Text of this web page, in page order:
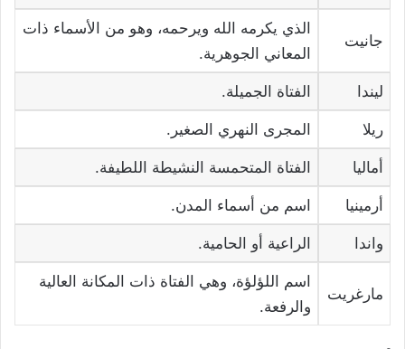
جانيت
الذي يكرمه الله ويرحمه، وهو من الأسماء ذات
المعاني الجوهرية.
ليندا الفتاة الجميلة.
ريلا المجرى النهري الصغير.
أماليا الفتاة المتحمسة النشيطة اللطيفة.
أرمينيا اسم من أسماء المدن.
واندا الراعية أو الحامية.
مارغريت
اسم اللؤلؤة، وهي الفتاة ذات المكانة العالية
والرفعة.